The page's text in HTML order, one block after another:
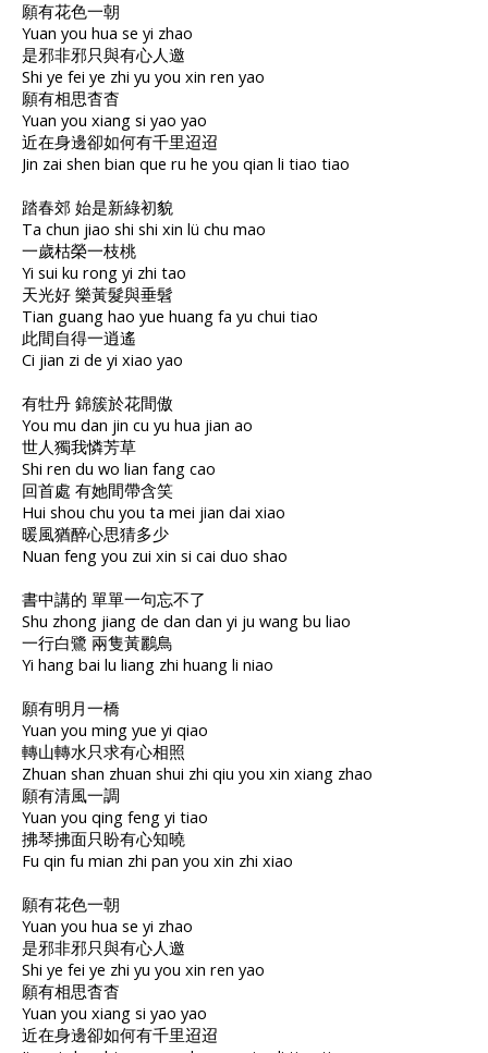
願有花色一朝
Yuan you hua se yi zhao
是邪非邪只與有心人邀
Shi ye fei ye zhi yu you xin ren yao
願有相思杳杳
Yuan you xiang si yao yao
近在身邊卻如何有千里迢迢
Jin zai shen bian que ru he you qian li tiao tiao
踏春郊 始是新綠初貌
Ta chun jiao shi shi xin lü chu mao
一歲枯榮一枝桃
Yi sui ku rong yi zhi tao
天光好 樂黃髮與垂髫
Tian guang hao yue huang fa yu chui tiao
此間自得一逍遙
Ci jian zi de yi xiao yao
有牡丹 錦簇於花間傲
You mu dan jin cu yu hua jian ao
世人獨我憐芳草
Shi ren du wo lian fang cao
回首處 有她間帶含笑
Hui shou chu you ta mei jian dai xiao
暖風猶醉心思猜多少
Nuan feng you zui xin si cai duo shao
書中講的 單單一句忘不了
Shu zhong jiang de dan dan yi ju wang bu liao
一行白鷺 兩隻黃鸝鳥
Yi hang bai lu liang zhi huang li niao
願有明月一橋
Yuan you ming yue yi qiao
轉山轉水只求有心相照
Zhuan shan zhuan shui zhi qiu you xin xiang zhao
願有清風一調
Yuan you qing feng yi tiao
拂琴拂面只盼有心知曉
Fu qin fu mian zhi pan you xin zhi xiao
願有花色一朝
Yuan you hua se yi zhao
是邪非邪只與有心人邀
Shi ye fei ye zhi yu you xin ren yao
願有相思杳杳
Yuan you xiang si yao yao
近在身邊卻如何有千里迢迢